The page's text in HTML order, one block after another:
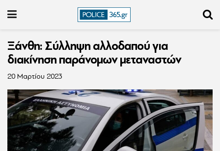
Ξάνθη: Σύλληψη αλλοδαπού για
διακίνηση παράνομων μεταναστών
20 Μαρτίου 2023